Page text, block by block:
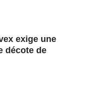
exige une
décote de